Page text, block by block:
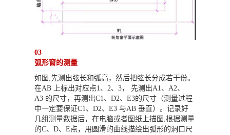
03
弧形窗的测量
如图,先测出弦长和弧高，然后把弦长分成若干份。
在AB 上标出对应点1、2、3， 先测出A1、A2、
A3 的尺寸，再测出C1、D2、E3的尺寸（测量过程
中一定要保证C1、D2、E3 与AB 垂直）。记录好
几组测量数据后，在电脑或者图纸上描图,根据测量
的C、D、E点，用圆滑的曲线描绘出弧形的洞口尺